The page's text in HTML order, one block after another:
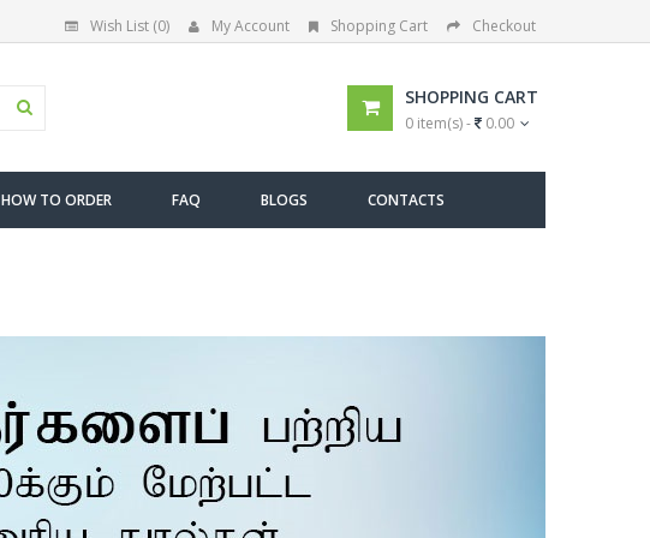
Wish List (0) My Account Shopping Cart Checkout
SHOPPING CART
0 item(s) - 0.00
HOW TO ORDER FAQ BLOGS CONTACTS